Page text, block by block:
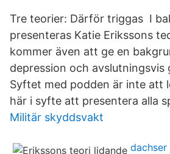
Tre teorier: Därför triggas I
presenteras Katie Erikssons
kommer även att ge en
depression och avslutningsvis
Syftet med podden är inte att
här i syfte att presentera alla
Militär skyddsvakt